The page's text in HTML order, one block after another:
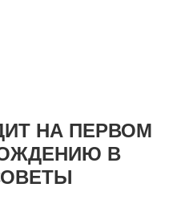
НА ПЕРВОМ
В